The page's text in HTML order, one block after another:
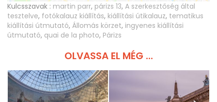
Kulcsszavak : martin parr, párizs 13, A szerkesztőség által
tesztelve, fotókalauz kiállítás, kiállítási útikalauz, tematikus
kiállítási útmutató, Állomás körzet, ingyenes kiállítási
útmutató, quai de la photo, Párizs
OLVASSA EL MÉG ...